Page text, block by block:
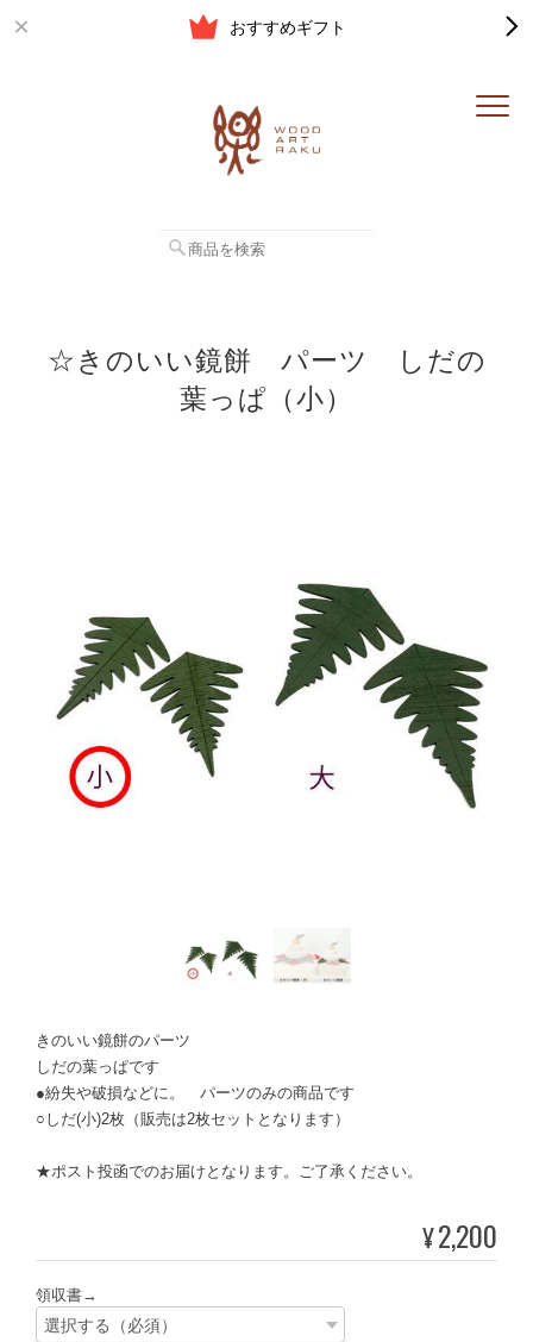
おすすめギフト
☆きのいい鏡餅 パーツ しだの
葉っぱ（小）
きのいい鏡餅のパーツ
しだの葉っぱです
●紛失や破損などに。 パーツのみの商品です
○しだ(小)2枚（販売は2枚セットとなります）
★ポスト投函でのお届けとなります。ご了承ください。
¥2,200
領収書→